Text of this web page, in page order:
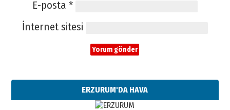
E-posta *
İnternet sitesi
ERZURUM'DA HAVA